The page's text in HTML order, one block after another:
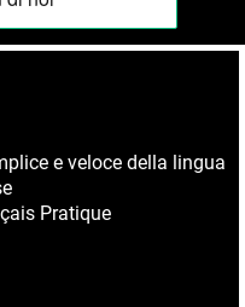
e veloce della lingua
Pratique